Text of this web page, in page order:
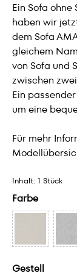
Ein Sofa
haben wir
dem Sofa
gleichem
von Sofa und
zwischen
Ein
um eine
Für mehr
Inhalt: 1 Stück
Farbe
Gestell